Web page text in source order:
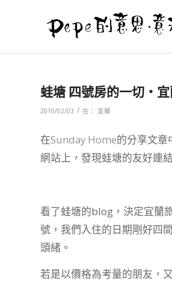
蛙塘 四號房的一切‧宜
2010/02/03 / 在： 宜蘭
在Sunday Home的分享文章
網站上，發現蛙塘的友好連
看了蛙塘的blog，決定宜蘭
號，我們入住的日期剛好四
頭緒。
若是以價格為考量的朋友，